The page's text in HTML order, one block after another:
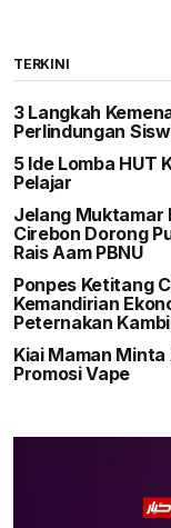
TERKINI
3 Langkah
Perlindungan
5 Ide Lomba HUT
Pelajar
Jelang Muktamar
Cirebon Dorong
Rais Aam PBNU
Ponpes Ketitang
Kemandirian
Peternakan
Kiai Maman
Promosi Vape